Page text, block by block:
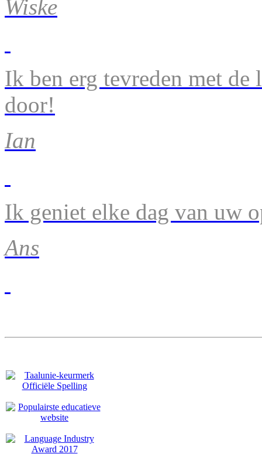
Wiske
Ik ben erg tevreden met de
door!
Ian
Ik geniet elke dag van uw
Ans